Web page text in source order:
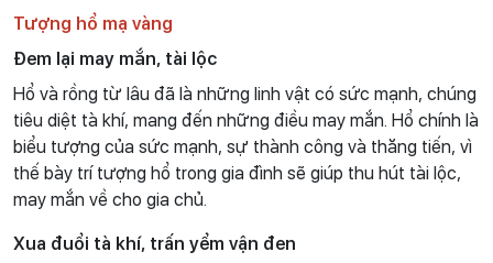
Tượng hổ mạ vàng
Đem lại may mắn, tài lộc
Hổ và rồng từ lâu đã là những linh vật có sức mạnh, chúng
tiêu diệt tà khí, mang đến những điều may mắn. Hổ chính là
biểu tượng của sức mạnh, sự thành công và thăng tiến, vì
thế bày trí tượng hổ trong gia đình sẽ giúp thu hút tài lộc,
may mắn về cho gia chủ.
Xua đuổi tà khí, trấn yểm vận đen